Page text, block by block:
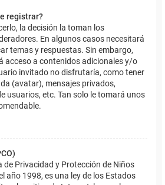
registrar?
la decisión la toman los
En algunos casos necesitará
temas y respuestas. Sin embargo,
acceso a contenidos adicionales y/o
invitado no disfrutaría, como tener
(avatar), mensajes privados,
usuarios, etc. Tan solo le tomará unos
de Privacidad y Protección de Niños
año 1998, es una ley de los Estados